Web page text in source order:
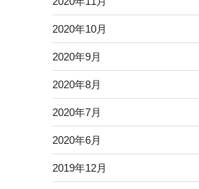
2020年10月
2020年9月
2020年8月
2020年7月
2020年6月
2019年12月